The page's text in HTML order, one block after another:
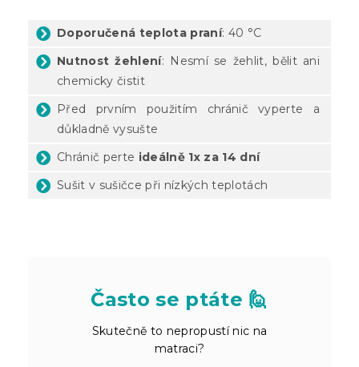
Doporučená teplota praní: 40 °C
Nutnost žehlení: Nesmí se žehlit, bělit ani
chemicky čistit
Před prvním použitím chránič vyperte a
důkladně vysušte
Chránič perte ideálně 1x za 14 dní
Sušit v sušičce při nízkých teplotách
Často se ptáte 🙋
Skutečně to nepropustí nic na
matraci?